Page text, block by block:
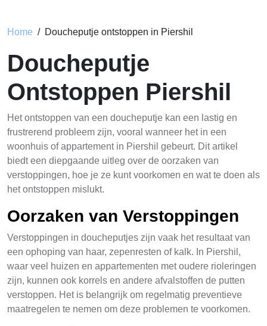
Home Doucheputje ontstoppen in Piershil
Doucheputje
Ontstoppen Piershil
Het ontstoppen van een doucheputje kan een lastig en
frustrerend probleem zijn, vooral wanneer het in een
woonhuis of appartement in Piershil gebeurt. Dit artikel
biedt een diepgaande uitleg over de oorzaken van
verstoppingen, hoe je ze kunt voorkomen en wat te doen als
het ontstoppen mislukt.
Oorzaken van Verstoppingen
Verstoppingen in doucheputjes zijn vaak het resultaat van
een ophoping van haar, zepenresten of kalk. In Piershil,
waar veel huizen en appartementen met oudere rioleringen
zijn, kunnen ook korrels en andere afvalstoffen de putten
verstoppen. Het is belangrijk om regelmatig preventieve
maatregelen te nemen om deze problemen te voorkomen.